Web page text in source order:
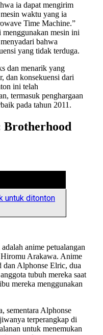
ia dapat mengirim
waktu yang ia
Time Machine.”
menggunakan mesin ini
bahwa
yang tidak terduga.
dan menarik yang
dan konsekuensi dari
ini telah
termasuk penghargaan
pada tahun 2011.
untuk ditonton
anime petualangan
Arakawa. Anime
Alphonse Elric, dua
tubuh mereka saat
mereka menggunakan
sementara Alphonse
terperangkap di
untuk menemukan